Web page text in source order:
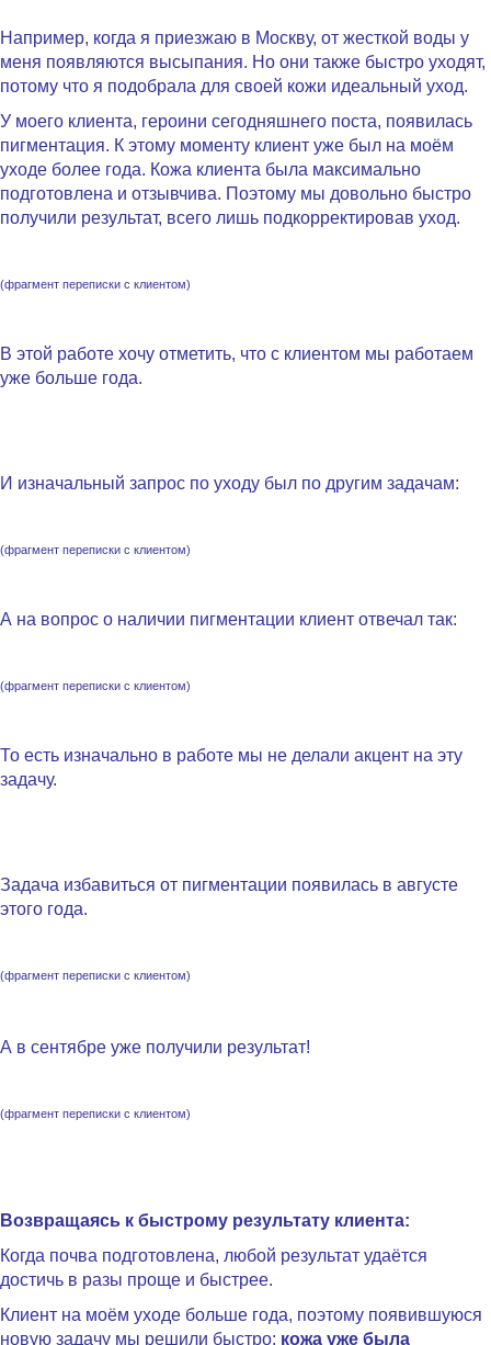
Например, когда я приезжаю в Москву, от жесткой воды у
меня появляются высыпания. Но они также быстро уходят,
потому что я подобрала для своей кожи идеальный уход.
У моего клиента, героини сегодняшнего поста, появилась
пигментация. К этому моменту клиент уже был на моём
уходе более года. Кожа клиента была максимально
подготовлена и отзывчива. Поэтому мы довольно быстро
получили результат, всего лишь подкорректировав уход.
(фрагмент переписки с клиентом)
В этой работе хочу отметить, что с клиентом мы работаем
уже больше года.
И изначальный запрос по уходу был по другим задачам:
(фрагмент переписки с клиентом)
А на вопрос о наличии пигментации клиент отвечал так:
(фрагмент переписки с клиентом)
То есть изначально в работе мы не делали акцент на эту
задачу.
Задача избавиться от пигментации появилась в августе
этого года.
(фрагмент переписки с клиентом)
А в сентябре уже получили результат!
(фрагмент переписки с клиентом)
Возвращаясь к быстрому результату клиента:
Когда почва подготовлена, любой результат удаётся
достичь в разы проще и быстрее.
Клиент на моём уходе больше года, поэтому появившуюся
новую задачу мы решили быстро: кожа уже была